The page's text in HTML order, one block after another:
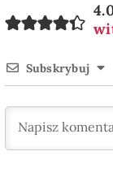
Subskrybuj